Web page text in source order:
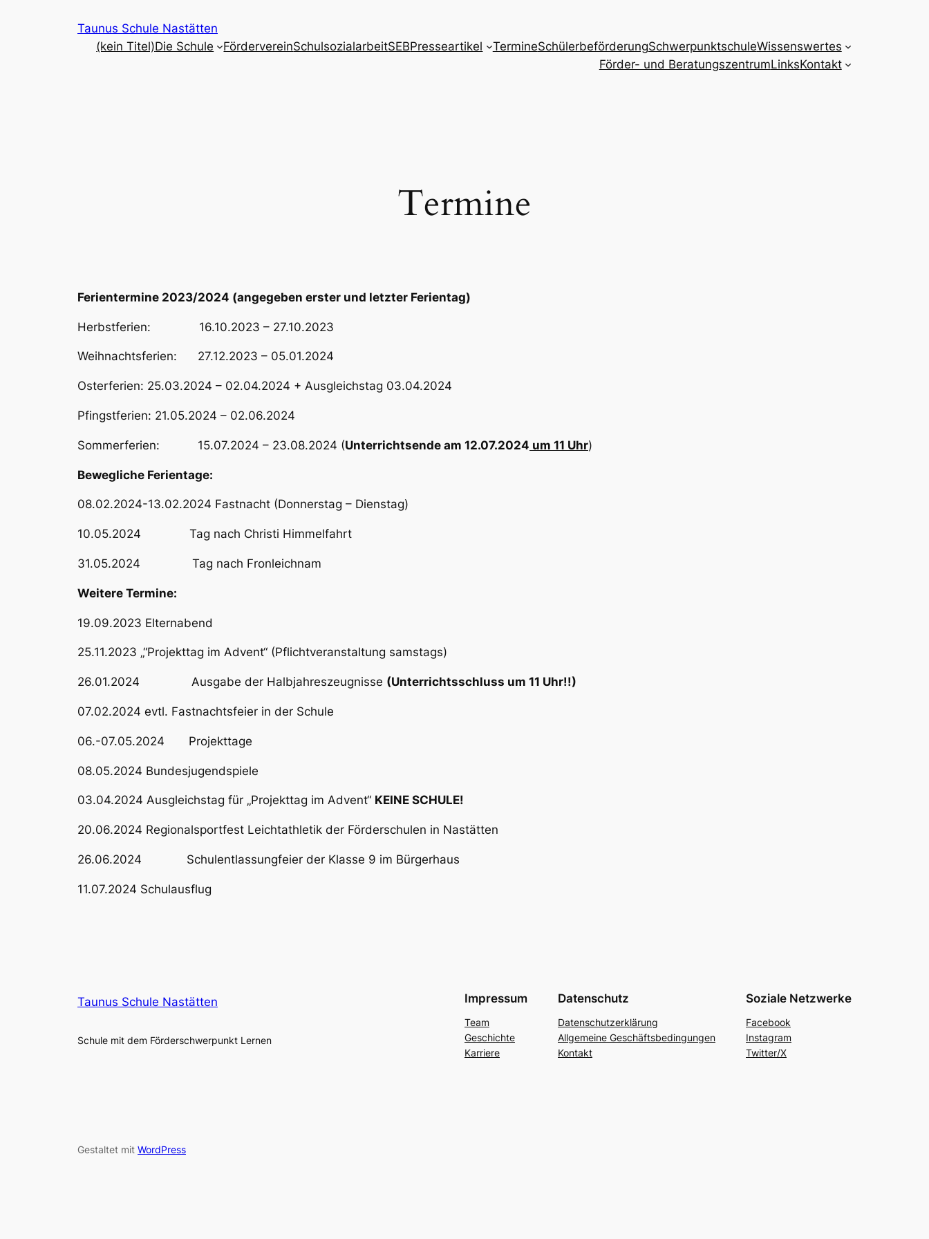
Taunus Schule Nastätten
(kein Titel)Die Schule FördervereinSchulsozialarbeitSEBPresseartikel TermineSchülerbeförderungSchwerpunktschuleWissenswertes
Förder- und BeratungszentrumLinksKontakt
Termine
Ferientermine 2023/2024 (angegeben erster und letzter Ferientag)
Herbstferien: 16.10.2023 – 27.10.2023
Weihnachtsferien: 27.12.2023 – 05.01.2024
Osterferien: 25.03.2024 – 02.04.2024 + Ausgleichstag 03.04.2024
Pfingstferien: 21.05.2024 – 02.06.2024
Sommerferien: 15.07.2024 – 23.08.2024 (Unterrichtsende am 12.07.2024 um 11 Uhr)
Bewegliche Ferientage:
08.02.2024-13.02.2024 Fastnacht (Donnerstag – Dienstag)
10.05.2024 Tag nach Christi Himmelfahrt
31.05.2024 Tag nach Fronleichnam
Weitere Termine:
19.09.2023 Elternabend
25.11.2023 „“Projekttag im Advent“ (Pflichtveranstaltung samstags)
26.01.2024 Ausgabe der Halbjahreszeugnisse (Unterrichtsschluss um 11 Uhr!!)
07.02.2024 evtl. Fastnachtsfeier in der Schule
06.-07.05.2024 Projekttage
08.05.2024 Bundesjugendspiele
03.04.2024 Ausgleichstag für „Projekttag im Advent“ KEINE SCHULE!
20.06.2024 Regionalsportfest Leichtathletik der Förderschulen in Nastätten
26.06.2024 Schulentlassungfeier der Klasse 9 im Bürgerhaus
11.07.2024 Schulausflug
Taunus Schule Nastätten
Schule mit dem Förderschwerpunkt Lernen
Impressum
Team
Geschichte
Karriere
Datenschutz
Datenschutzerklärung
Allgemeine Geschäftsbedingungen
Kontakt
Soziale Netzwerke
Facebook
Instagram
Twitter/X
Gestaltet mit WordPress